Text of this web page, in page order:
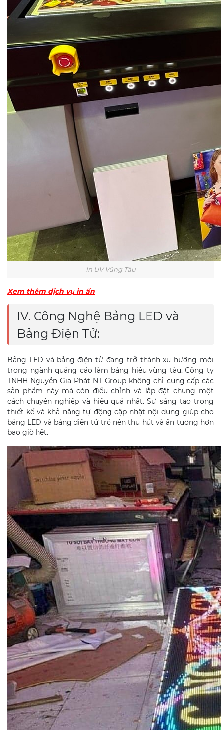
In UV Vũng Tàu
Xem thêm dịch vụ in ấn
IV. Công Nghệ Bảng LED và
Bảng Điện Tử:
Bảng LED và bảng điện tử đang trở thành xu hướng mới
trong ngành quảng cáo làm bảng hiệu vũng tàu. Công ty
TNHH Nguyễn Gia Phát NT Group không chỉ cung cấp các
sản phẩm này mà còn điều chỉnh và lắp đặt chúng một
cách chuyên nghiệp và hiệu quả nhất. Sự sáng tạo trong
thiết kế và khả năng tự động cập nhật nội dung giúp cho
bảng LED và bảng điện tử trở nên thu hút và ấn tượng hơn
bao giờ hết.